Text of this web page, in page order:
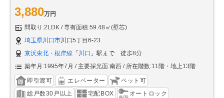
3,880万円
間取り:2LDK
専有面積:59.48㎡(壁芯)
埼玉県川口市川口5丁目6-23
京浜東北・根岸線 「 川口 」駅まで 徒歩8分
築年月:1995年7月
主要採光面:南西 所在階数:11階・地上13階
即引渡可 エレベーター
ペット可
総戸数30戸以上
宅配BOX
オートロック